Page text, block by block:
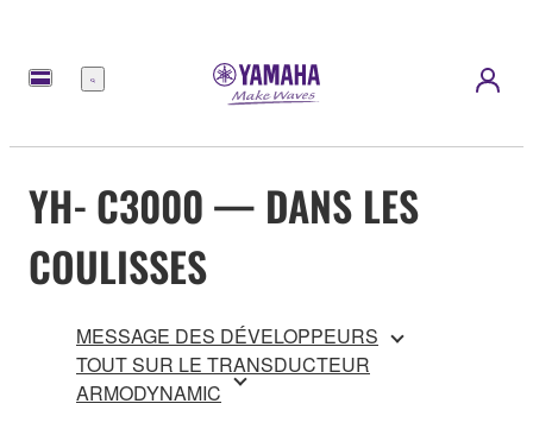
Menu
YH‑C3000 — DANS LES
COULISSES
MESSAGE DES DÉVELOPPEURS
TOUT SUR LE TRANSDUCTEUR
ARMODYNAMIC